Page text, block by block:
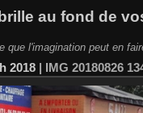
au fond de
que l'imagination peut en
2018 | IMG 20180826